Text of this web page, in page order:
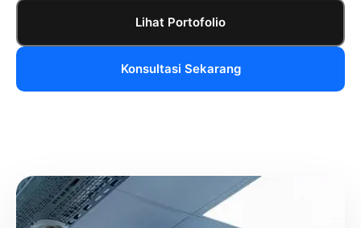
Lihat Portofolio
Konsultasi Sekarang